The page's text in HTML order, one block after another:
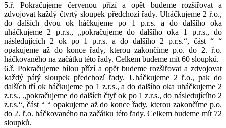
5.ř. Pokračujeme červenou přízí a opět budeme rozšiřovat a
zdvojovat každý čtvrtý sloupek předchozí řady. Uháčkujeme 2 ř.o.,
do dalších dvou ok háčkujeme po 1 p.r.s. a do dalšího oka
uháčkujeme 2 p.r.s., „pokračujeme do dalšího oka 1 p.r.s., do
následujících 2 ok po 1 p.r.s. a do dalšího 2 p.r.s.“, část “ “
opakujeme až do konce řady, kterou zakončíme p.o. do 2. ř.o.
háčkovaného na začátku této řady. Celkem budeme mít 60 sloupků.
6.ř. Pokračujeme bílou přízí a opět budeme rozšiřovat a zdvojovat
každý pátý sloupek předchozí řady. Uháčkujeme 2 ř.o., pak do
dalších tří ok háčkujeme po 1 z.r.s., a do dalšího oka uháčkujeme 2
z.r.s., „pokračujeme do dalších čtyř ok po 1 z.r.s., do následujícího 2
z.r.s.“, část “ “ opakujeme až do konce řady, kterou zakončíme p.o.
do 2. ř.o. háčkovaného na začátku této řady. Celkem budeme mít 72
sloupků.